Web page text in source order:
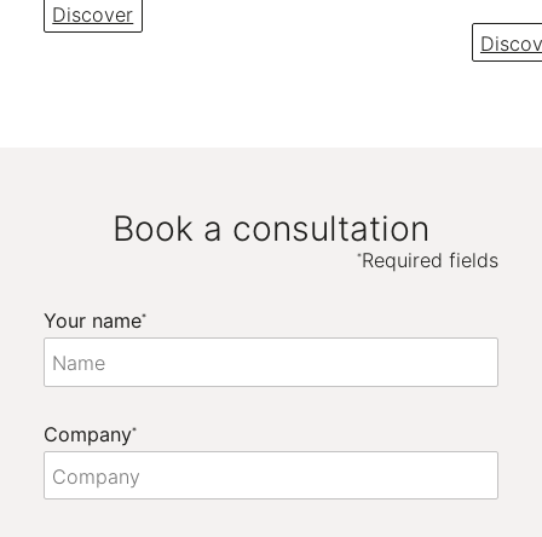
Discover
Book a consultation
*Required fields
Your name*
Company*